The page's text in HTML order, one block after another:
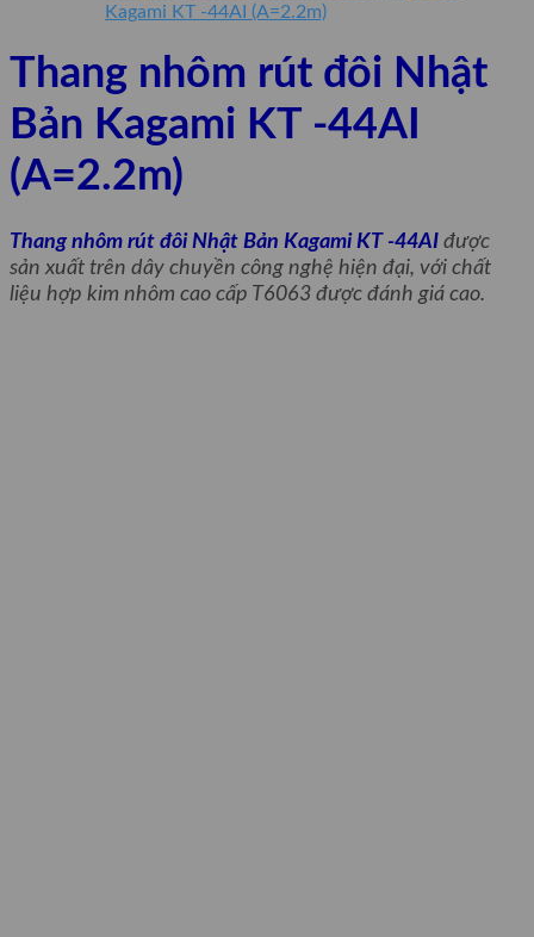
Kagami KT -44AI (A=2.2m)
Thang nhôm rút đôi Nhật
Bản Kagami KT -44AI
(A=2.2m)
Thang nhôm rút đôi Nhật Bản Kagami KT -44AI được
sản xuất trên dây chuyền công nghệ hiện đại, với chất
liệu hợp kim nhôm cao cấp T6063 được đánh giá cao.